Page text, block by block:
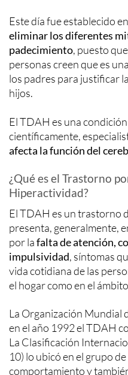
Este día fue establecido
eliminar los diferentes
padecimiento, puesto
personas creen que es
los padres para justificar
hijos.
El TDAH es una
científicamente,
afecta la función del
¿Qué es el Trastorno
Hiperactividad?
El TDAH es un trastorno
presenta, generalmente,
por lafalta de atención,
impulsividad, síntomas
vida cotidiana de las
el hogar como en el
La Organización Mundial
en el año 1992 el TDAH
La Clasificación
10) lo ubicó en el grupo
comportamiento y